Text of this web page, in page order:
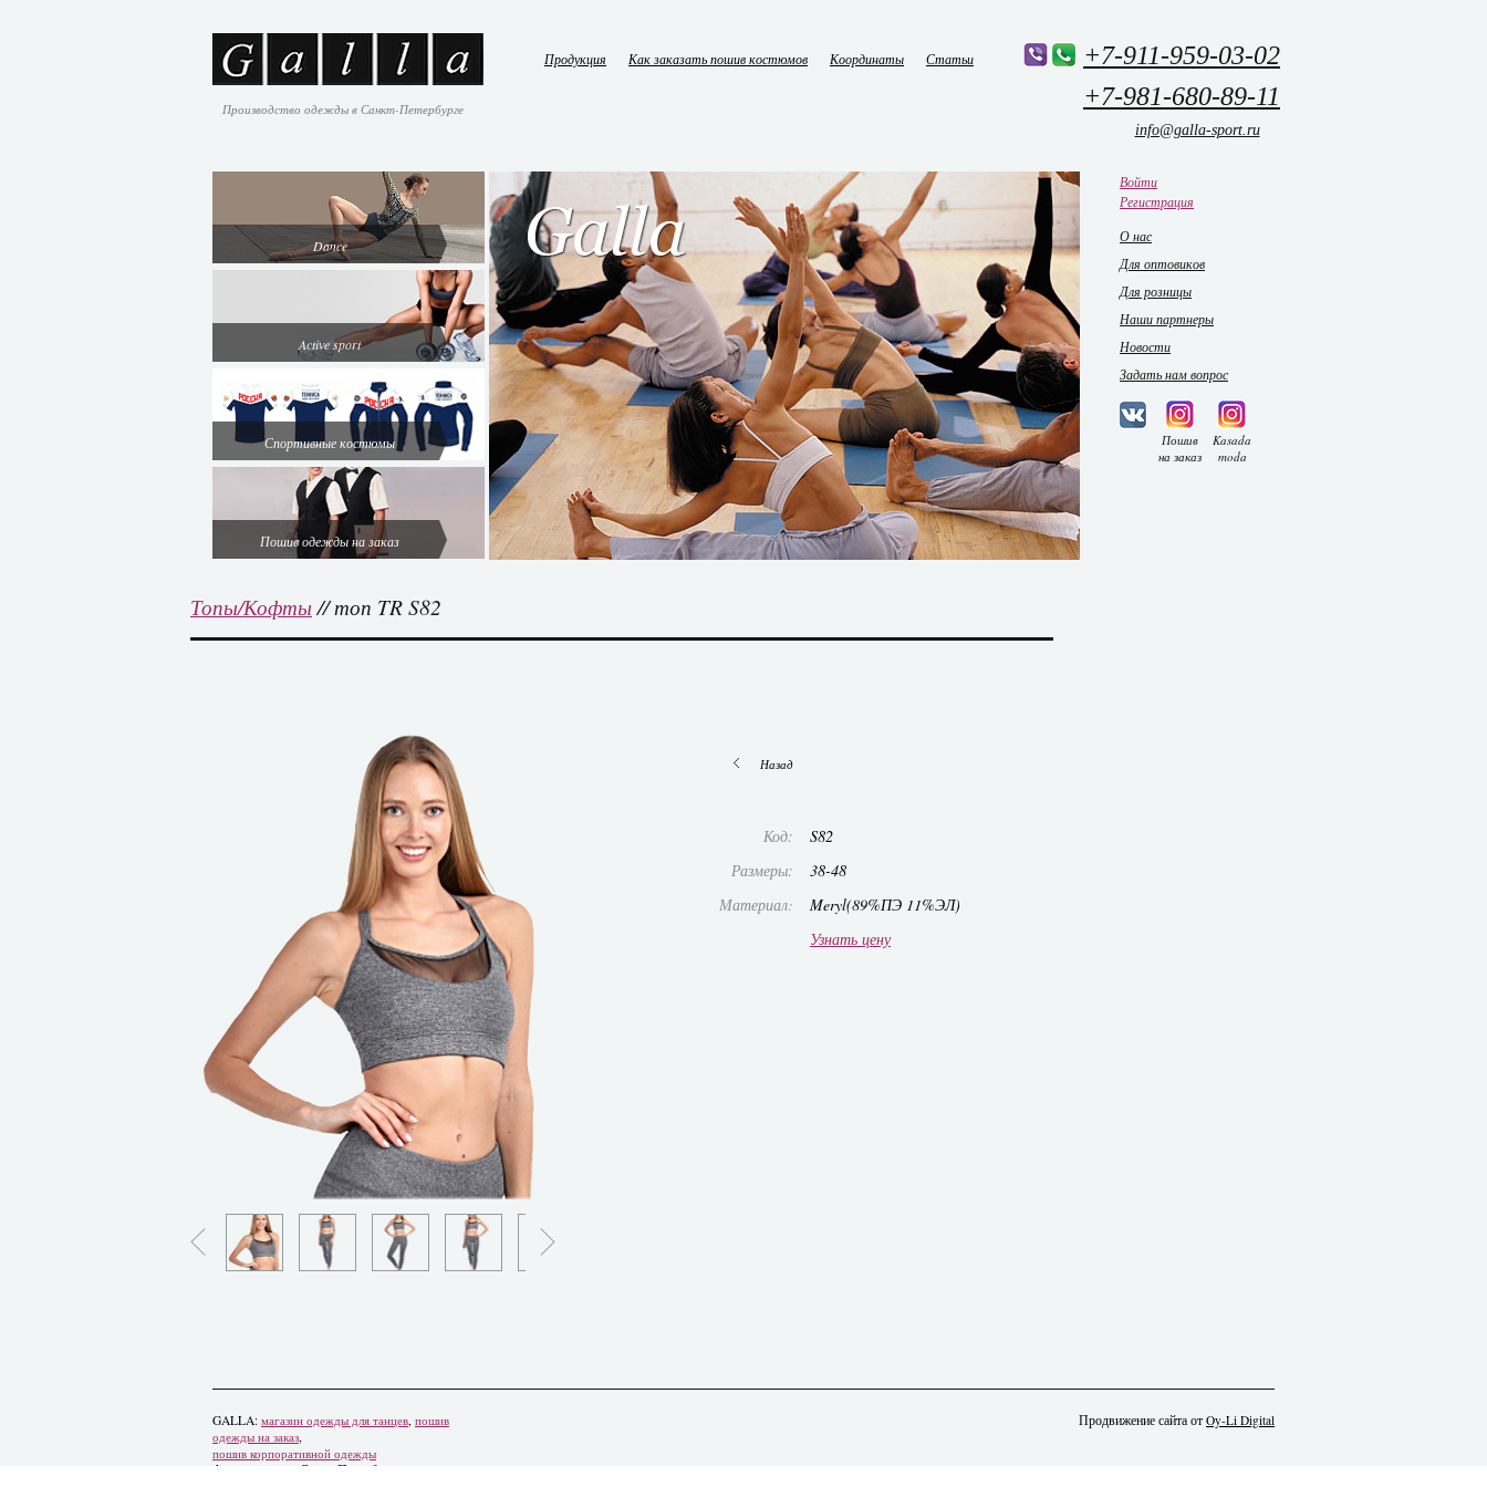
Производство одежды в Санкт-Петербурге
+7-911-959-03-02
+7-981-680-89-11
info@galla-sport.ru
Продукция Как заказать пошив костюмов Координаты Статьи
Dance
Active sport
Спортивные костюмы
Пошив одежды на заказ
Войти
Регистрация
О нас
Для оптовиков
Для розницы
Наши партнеры
Новости
Задать нам вопрос
Пошив
на заказ
Kasada
moda
Топы/Кофты// топ TR S82
Назад
Код:
S82
Размеры:
38-48
Материал:
Meryl(89%ПЭ 11%ЭЛ)
Узнать цену
GALLA: магазин одежды для танцев, пошив
одежды на заказ,
пошив корпоративной одежды
Адрес: 193312, Санкт-Петербург,
Продвижение сайта от Oy-Li Digital